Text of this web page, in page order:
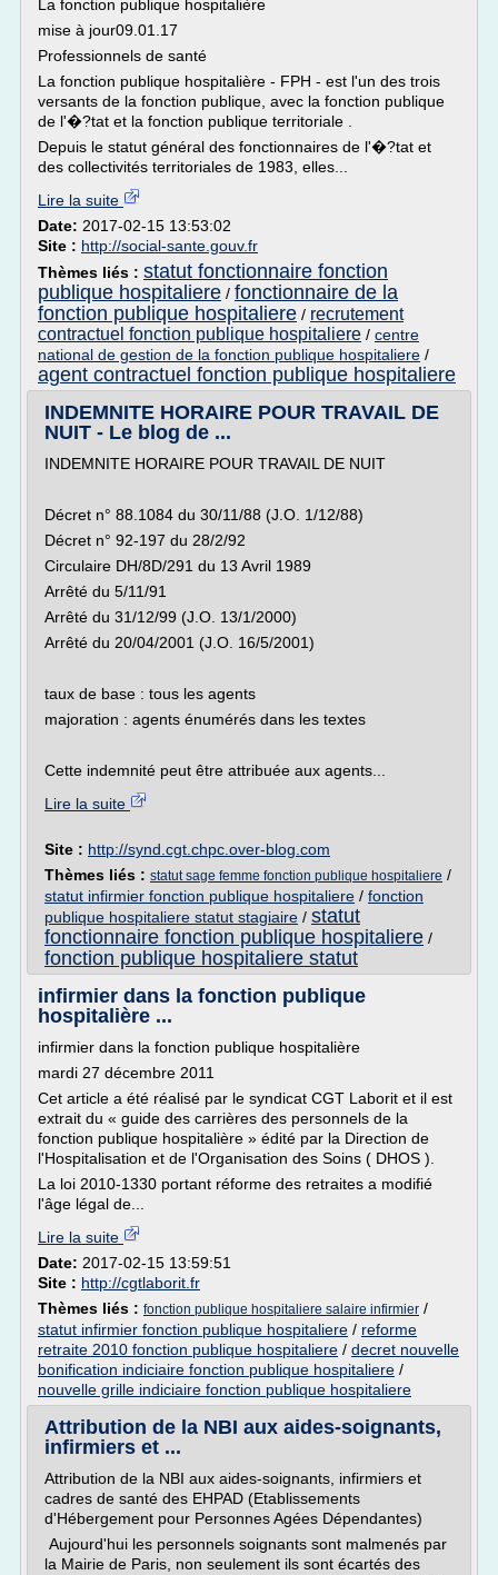
La fonction publique hospitalière
mise à jour09.01.17
Professionnels de santé
La fonction publique hospitalière - FPH - est l'un des trois
versants de la fonction publique, avec la fonction publique
de l'�?tat et la fonction publique territoriale .
Depuis le statut général des fonctionnaires de l'�?tat et
des collectivités territoriales de 1983, elles...
Lire la suite
Date: 2017-02-15 13:53:02
Site : http://social-sante.gouv.fr
Thèmes liés : statut fonctionnaire fonction
publique hospitaliere / fonctionnaire de la
fonction publique hospitaliere / recrutement
contractuel fonction publique hospitaliere / centre
national de gestion de la fonction publique hospitaliere /
agent contractuel fonction publique hospitaliere
INDEMNITE HORAIRE POUR TRAVAIL DE
NUIT - Le blog de ...
INDEMNITE HORAIRE POUR TRAVAIL DE NUIT
Décret n° 88.1084 du 30/11/88 (J.O. 1/12/88)
Décret n° 92-197 du 28/2/92
Circulaire DH/8D/291 du 13 Avril 1989
Arrêté du 5/11/91
Arrêté du 31/12/99 (J.O. 13/1/2000)
Arrêté du 20/04/2001 (J.O. 16/5/2001)
taux de base : tous les agents
majoration : agents énumérés dans les textes
Cette indemnité peut être attribuée aux agents...
Lire la suite
Site : http://synd.cgt.chpc.over-blog.com
Thèmes liés : statut sage femme fonction publique hospitaliere /
statut infirmier fonction publique hospitaliere / fonction
publique hospitaliere statut stagiaire / statut
fonctionnaire fonction publique hospitaliere /
fonction publique hospitaliere statut
infirmier dans la fonction publique
hospitalière ...
infirmier dans la fonction publique hospitalière
mardi 27 décembre 2011
Cet article a été réalisé par le syndicat CGT Laborit et il est
extrait du « guide des carrières des personnels de la
fonction publique hospitalière » édité par la Direction de
l'Hospitalisation et de l'Organisation des Soins ( DHOS ).
La loi 2010-1330 portant réforme des retraites a modifié
l'âge légal de...
Lire la suite
Date: 2017-02-15 13:59:51
Site : http://cgtlaborit.fr
Thèmes liés : fonction publique hospitaliere salaire infirmier /
statut infirmier fonction publique hospitaliere / reforme
retraite 2010 fonction publique hospitaliere / decret nouvelle
bonification indiciaire fonction publique hospitaliere /
nouvelle grille indiciaire fonction publique hospitaliere
Attribution de la NBI aux aides-soignants,
infirmiers et ...
Attribution de la NBI aux aides-soignants, infirmiers et
cadres de santé des EHPAD (Etablissements
d'Hébergement pour Personnes Agées Dépendantes)
Aujourd'hui les personnels soignants sont malmenés par
la Mairie de Paris, non seulement ils sont écartés des